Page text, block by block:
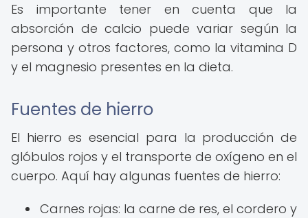
Es importante tener en cuenta que la
absorción de calcio puede variar según la
persona y otros factores, como la vitamina D
y el magnesio presentes en la dieta.
Fuentes de hierro
El hierro es esencial para la producción de
glóbulos rojos y el transporte de oxígeno en el
cuerpo. Aquí hay algunas fuentes de hierro:
Carnes rojas: la carne de res, el cordero y